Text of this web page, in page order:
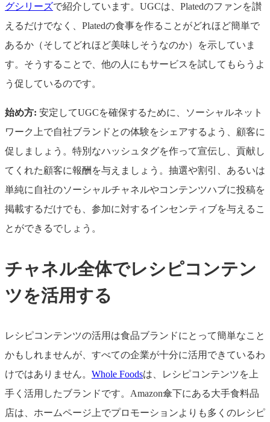
グシリーズで紹介しています。UGCは、Platedのファンを讃
えるだけでなく、Platedの食事を作ることがどれほど簡単で
あるか（そしてどれほど美味しそうなのか）を示していま
す。そうすることで、他の人にもサービスを試してもらうよ
う促しているのです。
始め方: 安定してUGCを確保するために、ソーシャルネット
ワーク上で自社ブランドとの体験をシェアするよう、顧客に
促しましょう。特別なハッシュタグを作って宣伝し、貢献し
てくれた顧客に報酬を与えましょう。抽選や割引、あるいは
単純に自社のソーシャルチャネルやコンテンツハブに投稿を
掲載するだけでも、参加に対するインセンティブを与えるこ
とができるでしょう。
チャネル全体でレシピコンテン
ツを活用する
レシピコンテンツの活用は食品ブランドにとって簡単なこと
かもしれませんが、すべての企業が十分に活用できているわ
けではありません。 Whole Foodsは、レシピコンテンツを上
手く活用したブランドです。Amazon傘下にある大手食料品
店は、ホームページ上でプロモーションよりも多くのレシピ